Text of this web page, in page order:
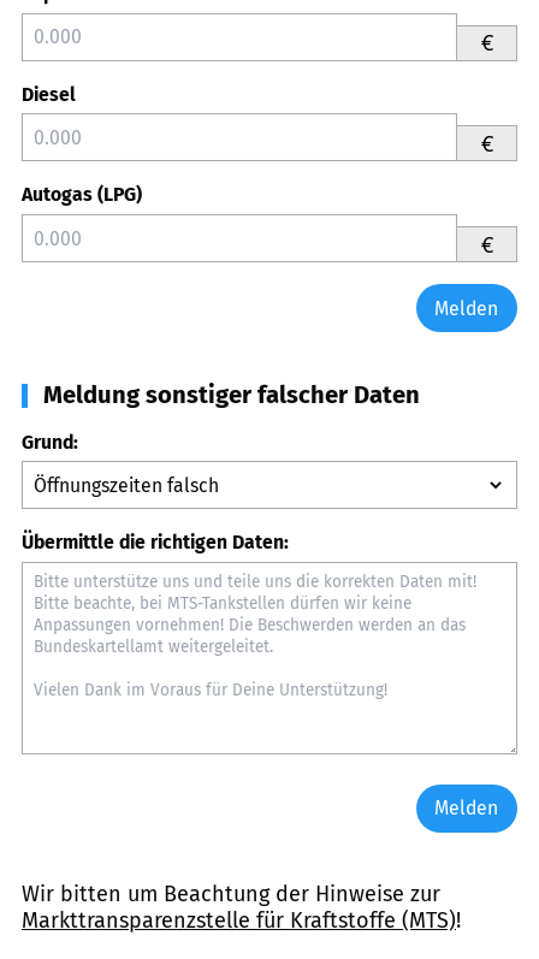
€
Diesel
€
Autogas (LPG)
€
Melden
Meldung sonstiger falscher Daten
Grund:
Übermittle die richtigen Daten:
Melden
Wir bitten um Beachtung der Hinweise zur
Markttransparenzstelle für Kraftstoffe (MTS)!